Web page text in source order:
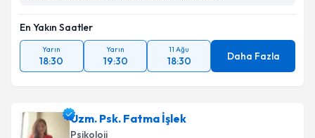
En Yakın Saatler
Yarın
18:30
Yarın
19:30
11 Ağu
18:30 Daha Fazla
Uzm. Psk. Fatma İşlek
Psikoloji